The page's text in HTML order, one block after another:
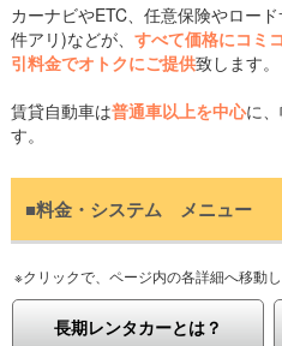
カーナビやETC、任意保険やロー
件アリ)などが、 すべて価格にコミ
引料金でオトクにご提供致します。
賃貸自動車は普通車以上を中心に
す。
■料金・システム メニュー
※クリックで、ページ内の各詳細へ移動し
長期レンタカーとは？